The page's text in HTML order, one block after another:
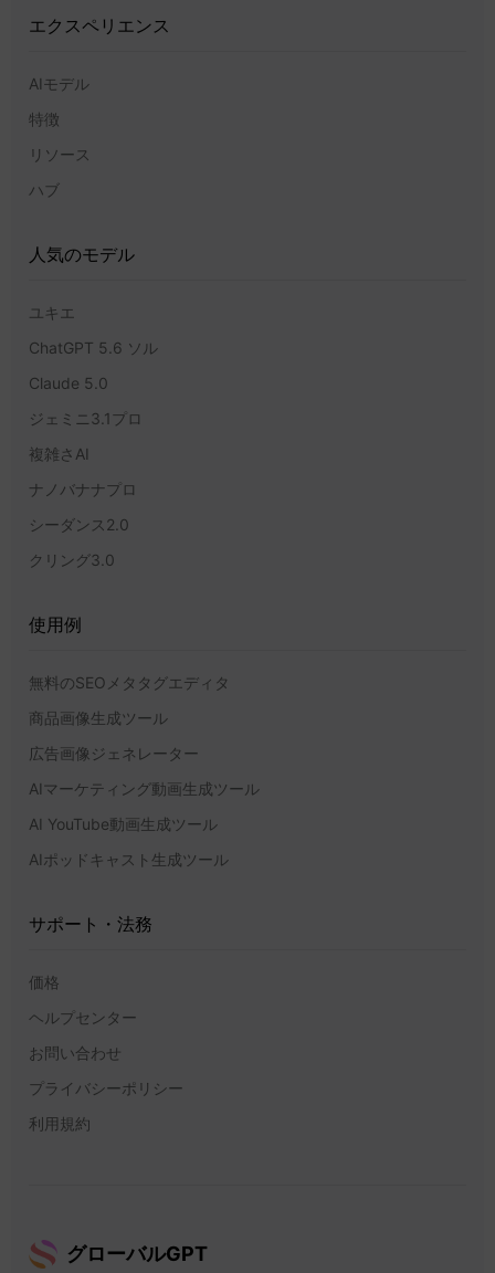
エクスペリエンス
AIモデル
特徴
リソース
ハブ
人気のモデル
ユキエ
ChatGPT 5.6 ソル
Claude 5.0
ジェミニ3.1プロ
複雑さAI
ナノバナナプロ
シーダンス2.0
クリング3.0
使用例
無料のSEOメタタグエディタ
商品画像生成ツール
広告画像ジェネレーター
AIマーケティング動画生成ツール
AI YouTube動画生成ツール
AIポッドキャスト生成ツール
サポート・法務
価格
ヘルプセンター
お問い合わせ
プライバシーポリシー
利用規約
グローバルGPT